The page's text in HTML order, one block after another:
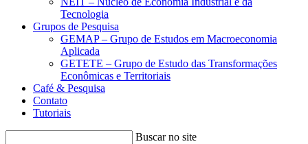
Tecnologia
Grupos de Pesquisa
GEMAP – Grupo de Estudos em Macroeconomia
Aplicada
GETETE – Grupo de Estudo das Transformações
Econômicas e Territoriais
Café & Pesquisa
Contato
Tutoriais
Buscar no site